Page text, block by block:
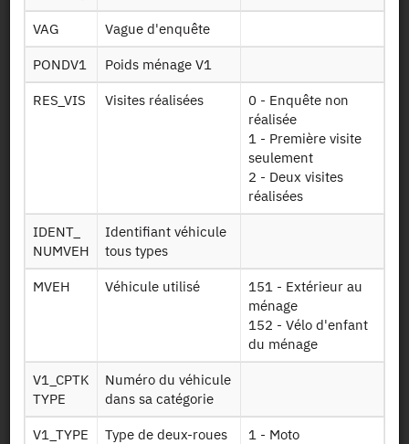
Transport - 2007-2008
Autres produits :2007-2008 , 1993-1994, 1981-1982
Comité du Secret Statistique
Mise à disposition : 16/09/2011
C info carnet
Informations sur
VAG Vague d'enquête
PONDV1 Poids ménage V1
RES_VIS Visites réalisées
0 - Enquête non
réalisée
1 - Première visite
seulement
2 - Deux visites
réalisées
IDENT_
NUMVEH
Identifiant véhicule
tous types
MVEH Véhicule utilisé
151 - Extérieur au
ménage
152 - Vélo d'enfant
du ménage
V1_CPTK
TYPE
Numéro du véhicule
dans sa catégorie
V1_TYPE
Type de deux-roues
1 - Moto